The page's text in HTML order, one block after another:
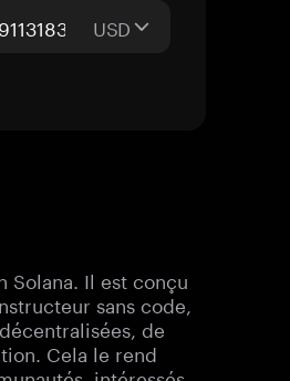
USD
Solana. Il est conçu
sans code,
de
Cela le rend